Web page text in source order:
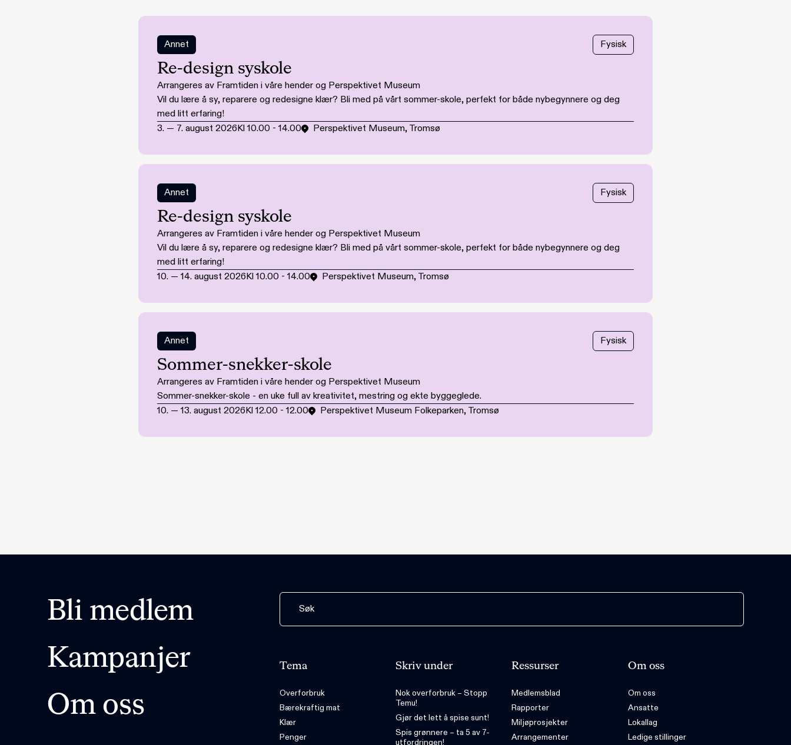
Annet Fysisk
Re-design syskole
Arrangeres av Framtiden i våre hender og Perspektivet Museum
Vil du lære å sy, reparere og redesigne klær? Bli med på vårt sommer-skole, perfekt for både nybegynnere og deg
med litt erfaring!
3.— 7. august 2026Kl10.00 - 14.00 Perspektivet Museum, Tromsø
Annet Fysisk
Re-design syskole
Arrangeres av Framtiden i våre hender og Perspektivet Museum
Vil du lære å sy, reparere og redesigne klær? Bli med på vårt sommer-skole, perfekt for både nybegynnere og deg
med litt erfaring!
10.— 14. august 2026Kl10.00 - 14.00 Perspektivet Museum, Tromsø
Annet Fysisk
Sommer-snekker-skole
Arrangeres av Framtiden i våre hender og Perspektivet Museum
Sommer-snekker-skole - en uke full av kreativitet, mestring og ekte byggeglede.
10.— 13. august 2026Kl12.00 - 12.00 Perspektivet Museum Folkeparken, Tromsø
Bli medlem
Kampanjer
Om oss
Tema
Overforbruk
Bærekraftig mat
Klær
Penger
Skriv under
Nok overforbruk – Stopp
Temu!
Gjør det lett å spise sunt!
Spis grønnere – ta 5 av 7-
utfordringen!
Ressurser
Medlemsblad
Rapporter
Miljøprosjekter
Arrangementer
Om oss
Om oss
Ansatte
Lokallag
Ledige stillinger